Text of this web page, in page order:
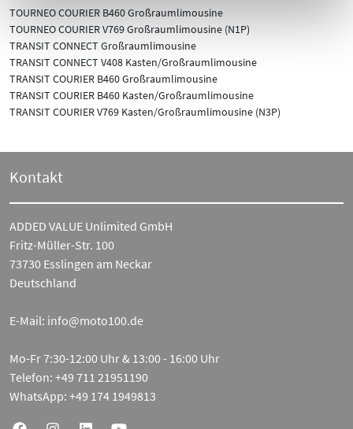
TOURNEO COURIER B460 Großraumlimousine
TOURNEO COURIER V769 Großraumlimousine (N1P)
TRANSIT CONNECT Großraumlimousine
TRANSIT CONNECT V408 Kasten/Großraumlimousine
TRANSIT COURIER B460 Großraumlimousine
TRANSIT COURIER B460 Kasten/Großraumlimousine
TRANSIT COURIER V769 Kasten/Großraumlimousine (N3P)
Kontakt
ADDED VALUE Unlimited GmbH
Fritz-Müller-Str. 100
73730 Esslingen am Neckar
Deutschland
E-Mail: info@moto100.de
Mo-Fr 7:30-12:00 Uhr & 13:00 - 16:00 Uhr
Telefon: +49 711 21951190
WhatsApp: +49 174 1949813